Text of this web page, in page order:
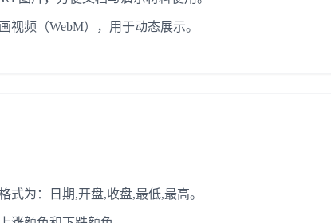
视频（WebM），用于动态展示。
式为：日期,开盘,收盘,最低,最高。